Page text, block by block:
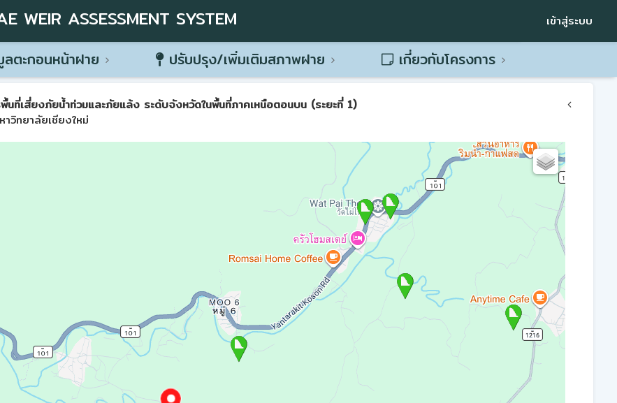
WEIR ASSESSMENT SYSTEM เข้าสู่ระบบ
ตะกอนหน้าฝาย ปรับปรุง/เพิ่มเติมสภาพฝาย
เกี่ยวกับโครงการ
ที่เสี่ยงภัยน้ำท่วมและภัยแล้ง ระดับจังหวัดในพื้นที่ภาคเหนือตอนบน (ระยะที่ 1)
วิทยาลัยเชียงใหม่